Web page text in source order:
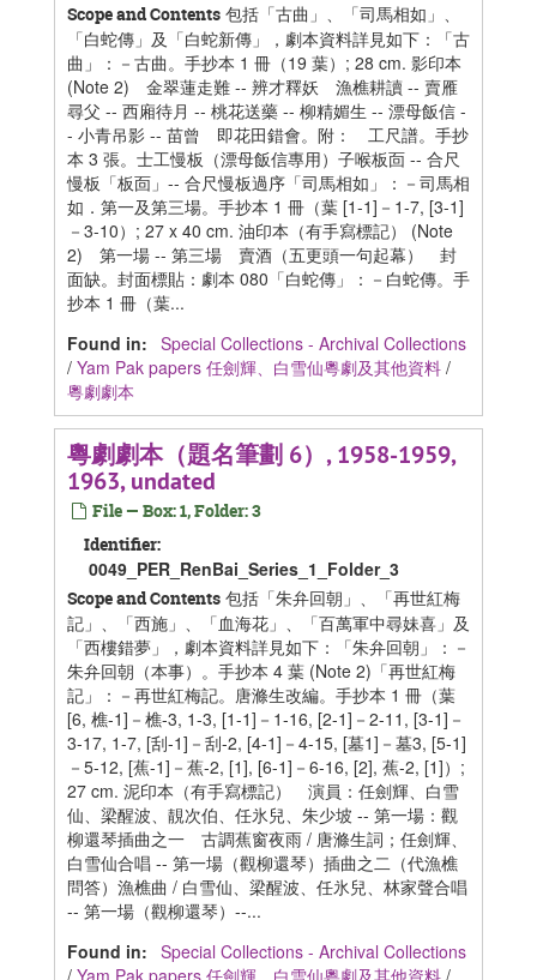
Scope and Contents 包括「古曲」、「司馬相如」、
「白蛇傳」及「白蛇新傳」，劇本資料詳見如下：「古
曲」：－古曲。手抄本 1 冊（19 葉）; 28 cm. 影印本
(Note 2) 金翠蓮走難 -- 辨才釋妖 漁樵耕讀 -- 賣雁
尋父 -- 西廂待月 -- 桃花送藥 -- 柳精媚生 -- 漂母飯信 -
- 小青吊影 -- 苗曾 即花田錯會。附： 工尺譜。手抄
本 3 張。士工慢板（漂母飯信專用）子喉板靣 -- 合尺
慢板「板靣」-- 合尺慢板過序「司馬相如」：－司馬相
如．第一及第三場。手抄本 1 冊（葉 [1-1]－1-7, [3-1]
－3-10）; 27 x 40 cm. 油印本（有手寫標記） (Note
2) 第一場 -- 第三場 賣酒（五更頭一句起幕） 封
面缺。封面標貼：劇本 080「白蛇傳」：－白蛇傳。手
抄本 1 冊（葉...
Found in: Special Collections - Archival Collections
/ Yam Pak papers 任劍輝、白雪仙粵劇及其他資料 /
粵劇劇本
粵劇劇本（題名筆劃 6）, 1958-1959,
1963, undated
File — Box: 1, Folder: 3
Identifier:
0049_PER_RenBai_Series_1_Folder_3
Scope and Contents 包括「朱弁回朝」、「再世紅梅
記」、「西施」、「血海花」、「百萬軍中尋妹喜」及
「西樓錯夢」，劇本資料詳見如下：「朱弁回朝」：－
朱弁回朝（本事）。手抄本 4 葉 (Note 2)「再世紅梅
記」：－再世紅梅記。唐滌生改編。手抄本 1 冊（葉
[6, 樵-1]－樵-3, 1-3, [1-1]－1-16, [2-1]－2-11, [3-1]－
3-17, 1-7, [刮-1]－刮-2, [4-1]－4-15, [墓1]－墓3, [5-1]
－5-12, [蕉-1]－蕉-2, [1], [6-1]－6-16, [2], 蕉-2, [1]）;
27 cm. 泥印本（有手寫標記） 演員：任劍輝、白雪
仙、梁醒波、靚次伯、任氷兒、朱少坡 -- 第一場：觀
柳還琴插曲之一 古調蕉窗夜雨 / 唐滌生詞；任劍輝、
白雪仙合唱 -- 第一場（觀柳還琴）插曲之二（代漁樵
問答）漁樵曲 / 白雪仙、梁醒波、任氷兒、林家聲合唱
-- 第一場（觀柳還琴）--...
Found in: Special Collections - Archival Collections
/ Yam Pak papers 任劍輝、白雪仙粵劇及其他資料 /